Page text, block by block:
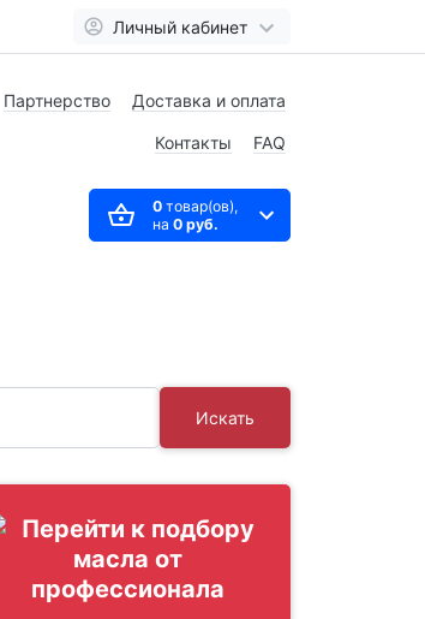
Личный кабинет
Партнерство Доставка и оплата
Контакты FAQ
0товар(ов),
на 0 руб.
Искать